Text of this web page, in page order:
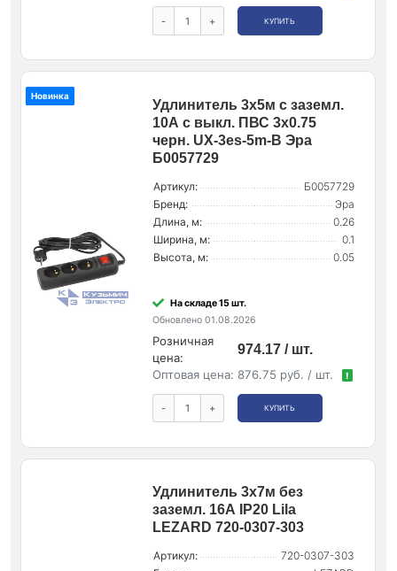
- + КУПИТЬ
Новинка
Удлинитель 3х5м с заземл.
10А с выкл. ПВС 3х0.75
черн. UX-3es-5m-B Эра
Б0057729
Артикул:
Б0057729
Бренд:
Эра
Длина, м:
0.26
Ширина, м:
0.1
Высота, м:
0.05
На складе 15 шт.
Обновлено 01.08.2026
Розничная
цена:
974.17 / шт.
Оптовая цена: 876.75 руб. / шт. !
- + КУПИТЬ
Удлинитель 3х7м без
заземл. 16А IP20 Lila
LEZARD 720-0307-303
Артикул:
720-0307-303